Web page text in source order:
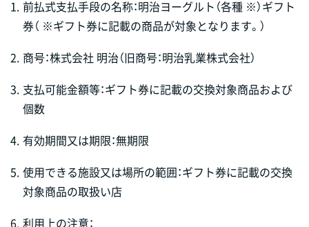
1. 前払式支払手段の名称：明治ヨーグルト（各種 ※）ギフト
券（ ※ギフト券に記載の商品が対象となります。）
2. 商号：株式会社 明治（旧商号：明治乳業株式会社）
3. 支払可能金額等：ギフト券に記載の交換対象商品および
個数
4. 有効期間又は期限：無期限
5. 使用できる施設又は場所の範囲：ギフト券に記載の交換
対象商品の取扱い店
6. 利用上の注意：